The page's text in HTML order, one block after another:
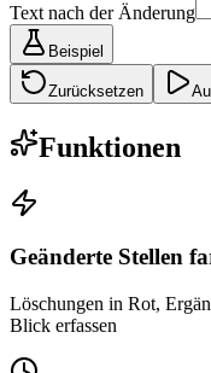
Text nach der Änderung
Beispiel
Zurücksetzen
Funktionen
Geänderte Stellen
Löschungen in Rot,
Blick erfassen